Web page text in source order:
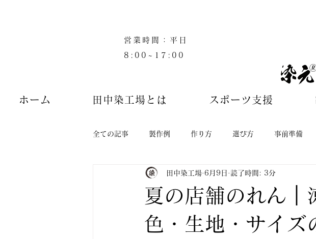
営業時間：平日
8:00~17:00
ホーム 田中染工場とは スポーツ支援
全ての記事 製作例 作り方 選び方 事前準備
夏の店舗のれん｜
色・生地・サイズ
田中染工場 6月9日 読了時間: 3分